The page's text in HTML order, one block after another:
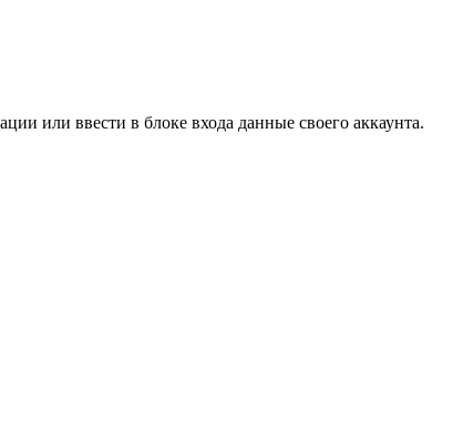
или ввести в блоке входа данные своего аккаунта.